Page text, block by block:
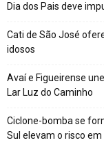
Dia dos Pais deve
Cati de São José
idosos
Avaí e Figueirense
Lar Luz do Caminho
Ciclone-bomba se
Sul elevam o risco